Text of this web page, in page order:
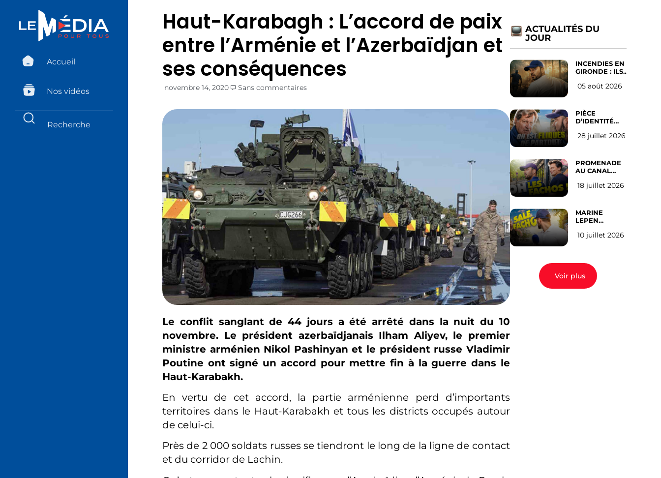
Accueil
Nos vidéos
Haut-Karabagh : L’accord de paix
entre l’Arménie et l’Azerbaïdjan et
ses conséquences
novembre 14, 2020 Sans commentaires
Le conflit sanglant de 44 jours a été arrêté dans la nuit du 10
novembre. Le président azerbaïdjanais Ilham Aliyev, le premier
ministre arménien Nikol Pashinyan et le président russe Vladimir
Poutine ont signé un accord pour mettre fin à la guerre dans le
Haut-Karabakh.
En vertu de cet accord, la partie arménienne perd d’importants
territoires dans le Haut-Karabakh et tous les districts occupés autour
de celui-ci.
Près de 2 000 soldats russes se tiendront le long de la ligne de contact
et du corridor de Lachin.
ACTUALITÉS DU
JOUR
INCENDIES EN
GIRONDE : ILS
D’ABANDONNER
05 août 2026
PIÈCE
D’IDENTITÉ
SUR LES
l’avis des
Français
28 juillet 2026
PROMENADE
AU CANAL
(les gauchistes
18 juillet 2026
MARINE
LEPEN
EN 2027 : l’avis
10 juillet 2026
Voir plus